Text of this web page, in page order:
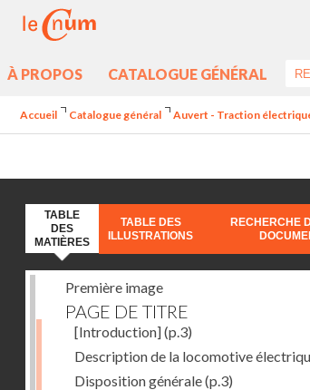
À PROPOS CATALOGUE GÉNÉRAL
Accueil Catalogue général Auvert - Traction
TABLE
DES
MATIÈRES
TABLE DES
ILLUSTRATIONS
RECHERCHE
Première image
PAGE DE TITRE
[Introduction](p.3)
Description de la locomotive
Disposition générale(p.3)